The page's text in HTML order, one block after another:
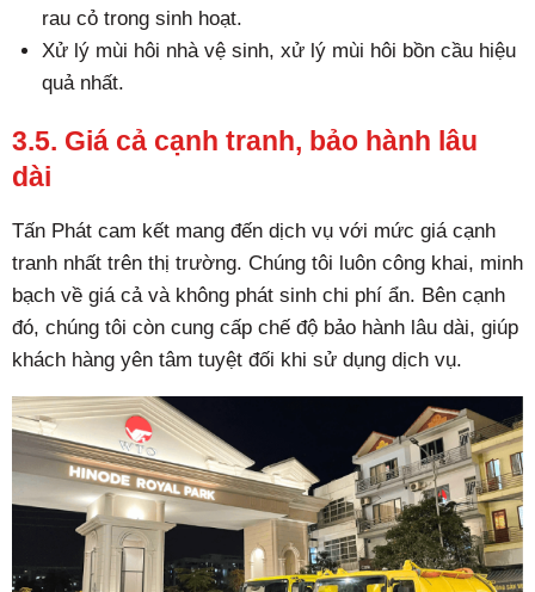
rau cỏ trong sinh hoạt.
Xử lý mùi hôi nhà vệ sinh, xử lý mùi hôi bồn cầu hiệu
quả nhất.
3.5. Giá cả cạnh tranh, bảo hành lâu
dài
Tấn Phát cam kết mang đến dịch vụ với mức giá cạnh
tranh nhất trên thị trường. Chúng tôi luôn công khai, minh
bạch về giá cả và không phát sinh chi phí ẩn. Bên cạnh
đó, chúng tôi còn cung cấp chế độ bảo hành lâu dài, giúp
khách hàng yên tâm tuyệt đối khi sử dụng dịch vụ.